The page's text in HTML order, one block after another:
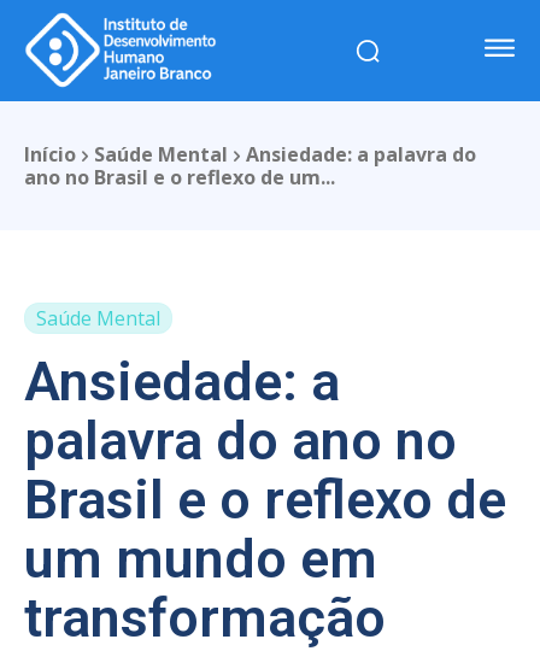
Início Saúde Mental
Ansiedade: a palavra do
ano no Brasil e o reflexo de um...
Saúde Mental
Ansiedade: a
palavra do ano no
Brasil e o reflexo de
um mundo em
transformação